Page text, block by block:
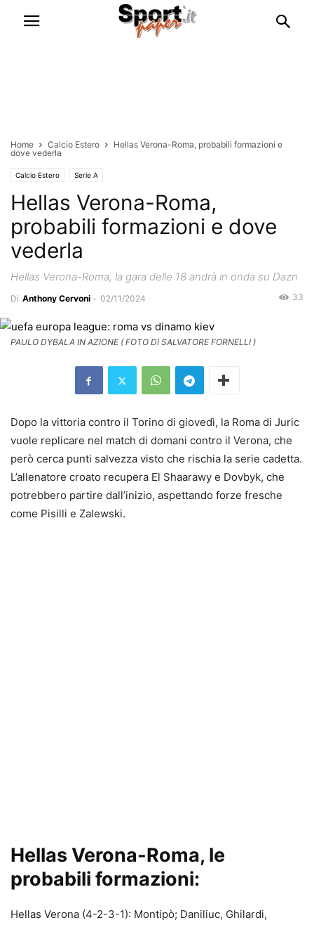
Home Calcio Estero
Hellas Verona-Roma, probabili formazioni e
dove vederla
Calcio Estero Serie A
Hellas Verona-Roma,
probabili formazioni e dove
vederla
Hellas Verona-Roma, la gara delle 18 andrà in onda su Dazn
Di Anthony Cervoni - 02/11/2024 33
PAULO DYBALA IN AZIONE ( FOTO DI SALVATORE FORNELLI )
Dopo la vittoria contro il Torino di giovedì, la Roma di Juric
vuole replicare nel match di domani contro il Verona, che
però cerca punti salvezza visto che rischia la serie cadetta.
L’allenatore croato recupera El Shaarawy e Dovbyk, che
potrebbero partire dall’inizio, aspettando forze fresche
come Pisilli e Zalewski.
Hellas Verona-Roma, le
probabili formazioni:
Hellas Verona (4-2-3-1): Montipò; Daniliuc, Ghilardi,